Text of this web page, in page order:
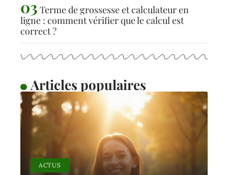
Terme de grossesse et calculateur en
ligne : comment vérifier que le calcul est
correct ?
Articles populaires
ACTUS